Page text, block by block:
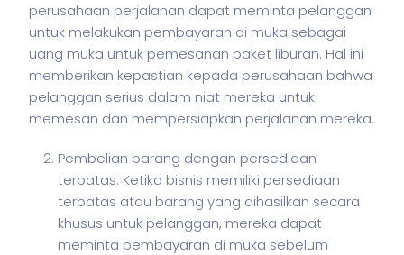
perusahaan perjalanan dapat meminta pelanggan
untuk melakukan pembayaran di muka sebagai
uang muka untuk pemesanan paket liburan. Hal ini
memberikan kepastian kepada perusahaan bahwa
pelanggan serius dalam niat mereka untuk
memesan dan mempersiapkan perjalanan mereka.
Pembelian barang dengan persediaan
terbatas: Ketika bisnis memiliki persediaan
terbatas atau barang yang dihasilkan secara
khusus untuk pelanggan, mereka dapat
meminta pembayaran di muka sebelum